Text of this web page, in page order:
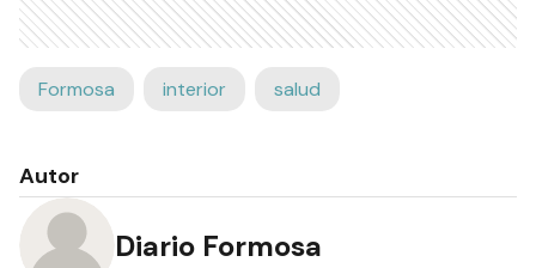
Formosa interior salud
Autor
Diario Formosa